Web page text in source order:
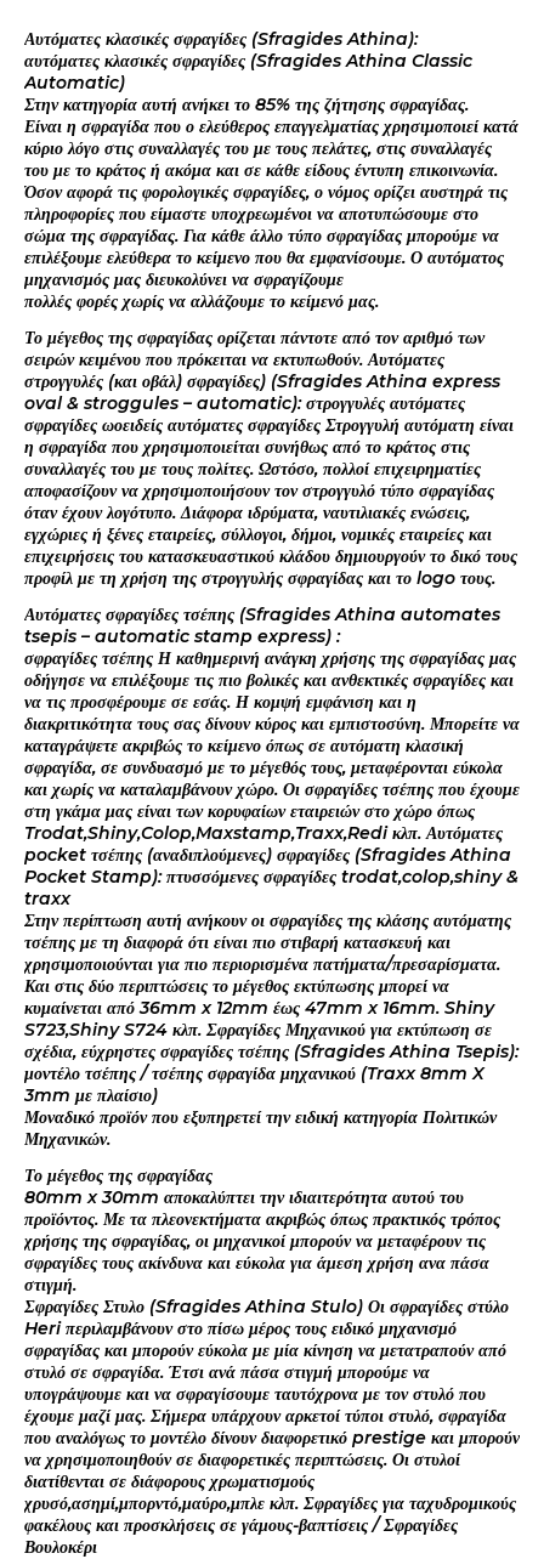
Αυτόματες κλασικές σφραγίδες (Sfragides Athina):
αυτόματες κλασικές σφραγίδες (Sfragides Athina Classic
Automatic)
Στην κατηγορία αυτή ανήκει το 85% της ζήτησης σφραγίδας.
Είναι η σφραγίδα που ο ελεύθερος επαγγελματίας χρησιμοποιεί κατά
κύριο λόγο στις συναλλαγές του με τους πελάτες, στις συναλλαγές
του με το κράτος ή ακόμα και σε κάθε είδους έντυπη επικοινωνία.
Όσον αφορά τις φορολογικές σφραγίδες, ο νόμος ορίζει αυστηρά τις
πληροφορίες που είμαστε υποχρεωμένοι να αποτυπώσουμε στο
σώμα της σφραγίδας. Για κάθε άλλο τύπο σφραγίδας μπορούμε να
επιλέξουμε ελεύθερα το κείμενο που θα εμφανίσουμε. Ο αυτόματος
μηχανισμός μας διευκολύνει να σφραγίζουμε
πολλές φορές χωρίς να αλλάζουμε το κείμενό μας.
Το μέγεθος της σφραγίδας ορίζεται πάντοτε από τον αριθμό των
σειρών κειμένου που πρόκειται να εκτυπωθούν. Αυτόματες
στρογγυλές (και οβάλ) σφραγίδες) (Sfragides Athina express
oval & stroggules – automatic): στρογγυλές αυτόματες
σφραγίδες ωοειδείς αυτόματες σφραγίδες Στρογγυλή αυτόματη είναι
η σφραγίδα που χρησιμοποιείται συνήθως από το κράτος στις
συναλλαγές του με τους πολίτες. Ωστόσο, πολλοί επιχειρηματίες
αποφασίζουν να χρησιμοποιήσουν τον στρογγυλό τύπο σφραγίδας
όταν έχουν λογότυπο. Διάφορα ιδρύματα, ναυτιλιακές ενώσεις,
εγχώριες ή ξένες εταιρείες, σύλλογοι, δήμοι, νομικές εταιρείες και
επιχειρήσεις του κατασκευαστικού κλάδου δημιουργούν το δικό τους
προφίλ με τη χρήση της στρογγυλής σφραγίδας και το logo τους.
Αυτόματες σφραγίδες τσέπης (Sfragides Athina automates
tsepis – automatic stamp express) :
σφραγίδες τσέπης Η καθημερινή ανάγκη χρήσης της σφραγίδας μας
οδήγησε να επιλέξουμε τις πιο βολικές και ανθεκτικές σφραγίδες και
να τις προσφέρουμε σε εσάς. Η κομψή εμφάνιση και η
διακριτικότητα τους σας δίνουν κύρος και εμπιστοσύνη. Μπορείτε να
καταγράψετε ακριβώς το κείμενο όπως σε αυτόματη κλασική
σφραγίδα, σε συνδυασμό με το μέγεθός τους, μεταφέρονται εύκολα
και χωρίς να καταλαμβάνουν χώρο. Οι σφραγίδες τσέπης που έχουμε
στη γκάμα μας είναι των κορυφαίων εταιρειών στο χώρο όπως
Trodat,Shiny,Colop,Maxstamp,Traxx,Redi κλπ. Αυτόματες
pocket τσέπης (αναδιπλούμενες) σφραγίδες (Sfragides Athina
Pocket Stamp): πτυσσόμενες σφραγίδες trodat,colop,shiny &
traxx
Στην περίπτωση αυτή ανήκουν οι σφραγίδες της κλάσης αυτόματης
τσέπης με τη διαφορά ότι είναι πιο στιβαρή κατασκευή και
χρησιμοποιούνται για πιο περιορισμένα πατήματα/πρεσαρίσματα.
Και στις δύο περιπτώσεις το μέγεθος εκτύπωσης μπορεί να
κυμαίνεται από 36mm x 12mm έως 47mm x 16mm. Shiny
S723,Shiny S724 κλπ. Σφραγίδες Μηχανικού για εκτύπωση σε
σχέδια, εύχρηστες σφραγίδες τσέπης (Sfragides Athina Tsepis):
μοντέλο τσέπης / τσέπης σφραγίδα μηχανικού (Traxx 8mm X
3mm με πλαίσιο)
Μοναδικό προϊόν που εξυπηρετεί την ειδική κατηγορία Πολιτικών
Μηχανικών.
Το μέγεθος της σφραγίδας
80mm x 30mm αποκαλύπτει την ιδιαιτερότητα αυτού του
προϊόντος. Με τα πλεονεκτήματα ακριβώς όπως πρακτικός τρόπος
χρήσης της σφραγίδας, οι μηχανικοί μπορούν να μεταφέρουν τις
σφραγίδες τους ακίνδυνα και εύκολα για άμεση χρήση ανα πάσα
στιγμή.
Σφραγίδες Στυλο (Sfragides Athina Stulo) Οι σφραγίδες στύλο
Heri περιλαμβάνουν στο πίσω μέρος τους ειδικό μηχανισμό
σφραγίδας και μπορούν εύκολα με μία κίνηση να μετατραπούν από
στυλό σε σφραγίδα. Έτσι ανά πάσα στιγμή μπορούμε να
υπογράψουμε και να σφραγίσουμε ταυτόχρονα με τον στυλό που
έχουμε μαζί μας. Σήμερα υπάρχουν αρκετοί τύποι στυλό, σφραγίδα
που αναλόγως το μοντέλο δίνουν διαφορετικό prestige και μπορούν
να χρησιμοποιηθούν σε διαφορετικές περιπτώσεις. Οι στυλοί
διατίθενται σε διάφορους χρωματισμούς
χρυσό,ασημί,μπορντό,μαύρο,μπλε κλπ. Σφραγίδες για ταχυδρομικούς
φακέλους και προσκλήσεις σε γάμους-βαπτίσεις / Σφραγίδες
Βουλοκέρι